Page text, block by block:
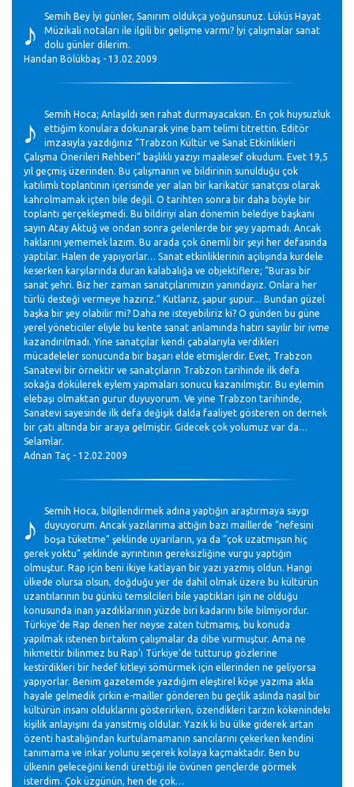
♪
Semih Bey İyi günler, Sanırım oldukça yoğunsunuz. Lüküs Hayat
Müzikali notaları ile ilgili bir gelişme varmı? İyi çalışmalar sanat
dolu günler dilerim.
Handan Bölükbaş - 13.02.2009
♪
Semih Hoca; Anlaşıldı sen rahat durmayacaksın. En çok huysuzluk
ettiğim konulara dokunarak yine bam telimi titrettin. Editör
imzasıyla yazdığınız “Trabzon Kültür ve Sanat Etkinlikleri
Çalışma Önerileri Rehberi” başlıklı yazıyı maalesef okudum. Evet 19,5
yıl geçmiş üzerinden. Bu çalışmanın ve bildirinin sunulduğu çok
katılımlı toplantının içerisinde yer alan bir karikatür sanatçısı olarak
kahrolmamak içten bile değil. O tarihten sonra bir daha böyle bir
toplantı gerçekleşmedi. Bu bildiriyi alan dönemin belediye başkanı
sayın Atay Aktuğ ve ondan sonra gelenlerde bir şey yapmadı. Ancak
haklarını yememek lazım. Bu arada çok önemli bir şeyi her defasında
yaptılar. Halen de yapıyorlar… Sanat etkinliklerinin açılışında kurdele
keserken karşılarında duran kalabalığa ve objektiflere; “Burası bir
sanat şehri. Biz her zaman sanatçılarımızın yanındayız. Onlara her
türlü desteği vermeye hazırız.” Kutlarız, şapur şupur… Bundan güzel
başka bir şey olabilir mi? Daha ne isteyebiliriz ki? O günden bu güne
yerel yöneticiler eliyle bu kente sanat anlamında hatırı sayılır bir ivme
kazandırılmadı. Yine sanatçılar kendi çabalarıyla verdikleri
mücadeleler sonucunda bir başarı elde etmişlerdir. Evet, Trabzon
Sanatevi bir örnektir ve sanatçıların Trabzon tarihinde ilk defa
sokağa dökülerek eylem yapmaları sonucu kazanılmıştır. Bu eylemin
elebaşı olmaktan gurur duyuyorum. Ve yine Trabzon tarihinde,
Sanatevi sayesinde ilk defa değişik dalda faaliyet gösteren on dernek
bir çatı altında bir araya gelmiştir. Gidecek çok yolumuz var da…
Selamlar.
Adnan Taç - 12.02.2009
♪
Semih Hoca, bilgilendirmek adına yaptığın araştırmaya saygı
duyuyorum. Ancak yazılarıma attığın bazı maillerde “nefesini
boşa tüketme” şeklinde uyarıların, ya da “çok uzatmışsın hiç
gerek yoktu” şeklinde ayrıntının gereksizliğine vurgu yaptığın
olmuştur. Rap için beni ikiye katlayan bir yazı yazmış oldun. Hangi
ülkede olursa olsun, doğduğu yer de dahil olmak üzere bu kültürün
uzantılarının bu günkü temsilcileri bile yaptıkları işin ne olduğu
konusunda inan yazdıklarının yüzde biri kadarını bile bilmiyordur.
Türkiye’de Rap denen her neyse zaten tutmamış, bu konuda
yapılmak istenen birtakım çalışmalar da dibe vurmuştur. Ama ne
hikmettir bilinmez bu Rap’ı Türkiye’de tutturup gözlerine
kestirdikleri bir hedef kitleyi sömürmek için ellerinden ne geliyorsa
yapıyorlar. Benim gazetemde yazdığım eleştirel köşe yazıma akla
hayale gelmedik çirkin e-mailler gönderen bu geçlik aslında nasıl bir
kültürün insanı olduklarını gösterirken, özendikleri tarzın kökenindeki
kişilik anlayışını da yansıtmış oldular. Yazık ki bu ülke giderek artan
özenti hastalığından kurtulamamanın sancılarını çekerken kendini
tanımama ve inkar yolunu seçerek kolaya kaçmaktadır. Ben bu
ülkenin geleceğini kendi ürettiği ile övünen gençlerde görmek
isterdim. Çok üzgünün, hen de çok…